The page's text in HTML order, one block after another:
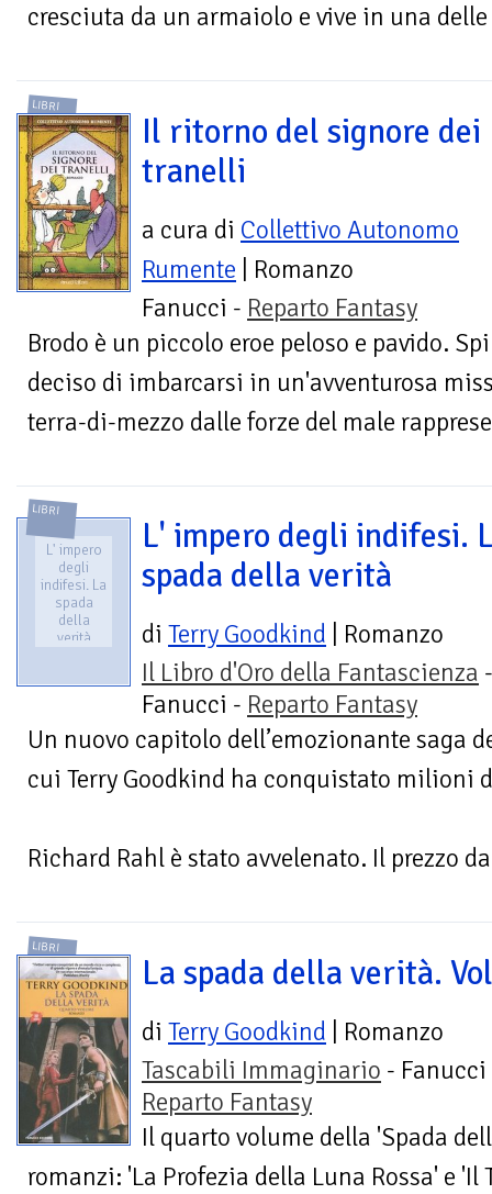
cresciuta da un armaiolo e vive in una
LIBRI
Il ritorno del signore dei
tranelli
a cura di Collettivo Autonomo
Rumente | Romanzo
Fanucci - Reparto Fantasy
Brodo è un piccolo eroe peloso e pavido.
deciso di imbarcarsi in un'avventurosa
terra-di-mezzo dalle forze del male
LIBRI
L' impero
degli
indifesi. La
spada
della
verità
L' impero degli indifesi.
spada della verità
di Terry Goodkind | Romanzo
Il Libro d'Oro della Fantascienza -
Fanucci - Reparto Fantasy
Un nuovo capitolo dell’emozionante saga
cui Terry Goodkind ha conquistato milioni
Richard Rahl è stato avvelenato. Il prezzo
LIBRI
La spada della verità.
di Terry Goodkind | Romanzo
Tascabili Immaginario - Fanucci
Reparto Fantasy
Il quarto volume della 'Spada
romanzi: 'La Profezia della Luna Rossa' e 'Il